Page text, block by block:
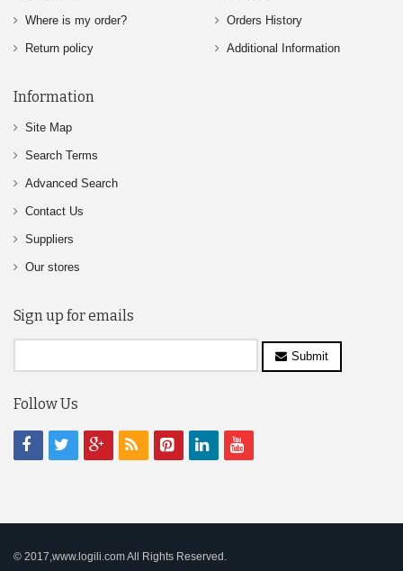
Where is my order?
Return policy
Orders History
Additional Information
Information
Site Map
Search Terms
Advanced Search
Contact Us
Suppliers
Our stores
Sign up for emails
Submit
Follow Us
© 2017,www.logili.com All Rights Reserved.